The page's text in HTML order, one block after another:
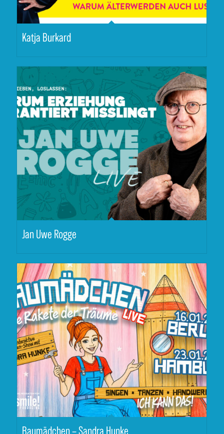
Katja Burkard
Jan Uwe Rogge
Baumädchen – Sandra Hunke